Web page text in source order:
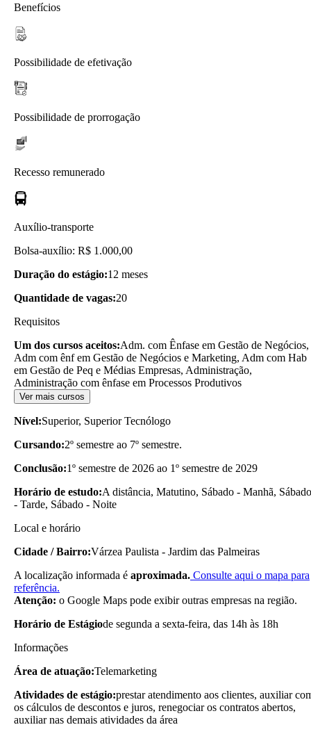
Benefícios
Possibilidade de efetivação
Possibilidade de prorrogação
Recesso remunerado
Auxílio-transporte
Bolsa-auxílio: R$ 1.000,00
Duração do estágio:12 meses
Quantidade de vagas:20
Requisitos
Um dos cursos aceitos:Adm. com Ênfase em Gestão de Negócios,
Adm com ênf em Gestão de Negócios e Marketing, Adm com Hab
em Gestão de Peq e Médias Empresas, Administração,
Administração com ênfase em Processos Produtivos
Ver mais cursos
Nível:Superior, Superior Tecnólogo
Cursando:2º semestre ao 7º semestre.
Conclusão:1º semestre de 2026 ao 1º semestre de 2029
Horário de estudo:A distância, Matutino, Sábado - Manhã, Sábado
- Tarde, Sábado - Noite
Local e horário
Cidade / Bairro:Várzea Paulista - Jardim das Palmeiras
A localização informada é aproximada. Consulte aqui o mapa para
referência.
Atenção: o Google Maps pode exibir outras empresas na região.
Horário de Estágiode segunda a sexta-feira, das 14h às 18h
Informações
Área de atuação:Telemarketing
Atividades de estágio:prestar atendimento aos clientes, auxiliar
os cálculos de descontos e juros, renegociar os contratos abertos,
auxiliar nas demais atividades da área